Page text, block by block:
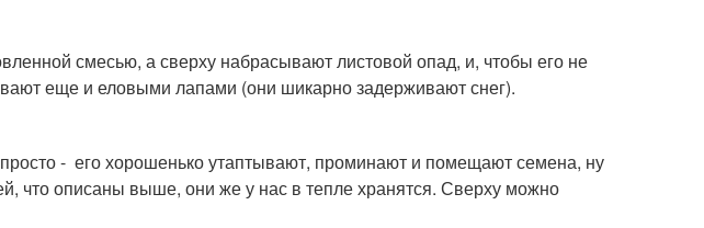
смесью, а сверху набрасывают листовой опад, и, чтобы его не
еще и еловыми лапами (они шикарно задерживают снег).
- его хорошенько утаптывают, проминают и помещают семена, ну
что описаны выше, они же у нас в тепле хранятся. Сверху можно